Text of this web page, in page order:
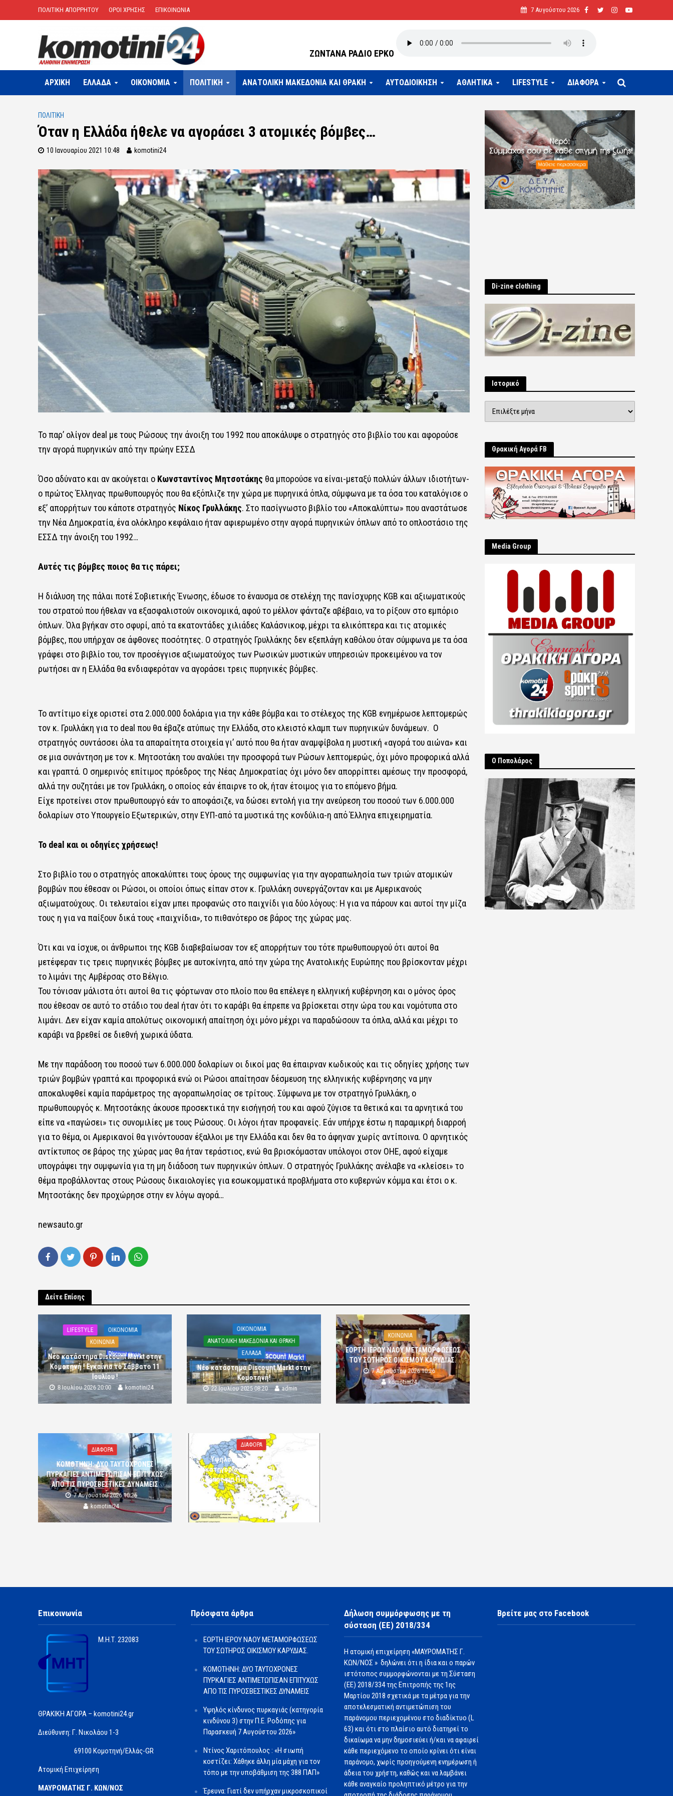
ΠΟΛΙΤΙΚΗ ΑΠΟΡΡΗΤΟΥ ΟΡΟΙ ΧΡΗΣΗΣ ΕΠΙΚΟΙΝΩΝΙΑ 7 Αυγούστου 2026
ΖΩΝΤΑΝΑ ΡΑΔΙΟ ΕΡΚΟ
ΑΡΧΙΚΗ ΕΛΛΑΔΑ OIKONOMIA ΠΟΛΙΤΙΚΗ ΑΝΑΤΟΛΙΚΗ ΜΑΚΕΔΟΝΙΑ ΚΑΙ ΘΡΑΚΗ ΑΥΤΟΔΙΟΙΚΗΣΗ ΑΘΛΗΤΙΚΑ LIFESTYLE ΔΙΑΦΟΡΑ
ΠΟΛΙΤΙΚΗ
Όταν η Ελλάδα ήθελε να αγοράσει 3 ατομικές βόμβες…
10 Ιανουαρίου 2021 10:48 komotini24
Το παρ’ ολίγον deal με τους Ρώσους την άνοιξη του 1992 που αποκάλυψε ο στρατηγός στο βιβλίο του και αφορούσε
την αγορά πυρηνικών από την πρώην ΕΣΣΔ
Όσο αδύνατο και αν ακούγεται ο Κωνσταντίνος Μητσοτάκης θα μπορούσε να είναι-μεταξύ πολλών άλλων ιδιοτήτων-
ο πρώτος Έλληνας πρωθυπουργός που θα εξόπλιζε την χώρα με πυρηνικά όπλα, σύμφωνα με τα όσα του καταλόγισε ο
εξ’ απορρήτων του κάποτε στρατηγός Νίκος Γρυλλάκης. Στο πασίγνωστο βιβλίο του «Αποκαλύπτω» που αναστάτωσε
την Νέα Δημοκρατία, ένα ολόκληρο κεφάλαιο ήταν αφιερωμένο στην αγορά πυρηνικών όπλων από το οπλοστάσιο της
ΕΣΣΔ την άνοιξη του 1992…
Αυτές τις βόμβες ποιος θα τις πάρει;
Η διάλυση της πάλαι ποτέ Σοβιετικής Ένωσης, έδωσε το έναυσμα σε στελέχη της πανίσχυρης KGB και αξιωματικούς
του στρατού που ήθελαν να εξασφαλιστούν οικονομικά, αφού το μέλλον φάνταζε αβέβαιο, να το ρίξουν στο εμπόριο
όπλων. Όλα βγήκαν στο σφυρί, από τα εκατοντάδες χιλιάδες Καλάσνικοφ, μέχρι τα ελικόπτερα και τις ατομικές
βόμβες, που υπήρχαν σε άφθονες ποσότητες. Ο στρατηγός Γρυλλάκης δεν εξεπλάγη καθόλου όταν σύμφωνα με τα όσα
γράφει στο βιβλίο του, τον προσέγγισε αξιωματούχος των Ρωσικών μυστικών υπηρεσιών προκειμένου να τον
ρωτήσει αν η Ελλάδα θα ενδιαφερόταν να αγοράσει τρεις πυρηνικές βόμβες.
Το αντίτιμο είχε οριστεί στα 2.000.000 δολάρια για την κάθε βόμβα και το στέλεχος της KGB ενημέρωσε λεπτομερώς
τον κ. Γρυλλάκη για το deal που θα έβαζε ατύπως την Ελλάδα, στο κλειστό κλαμπ των πυρηνικών δυνάμεων. Ο
στρατηγός συντάσσει όλα τα απαραίτητα στοιχεία γι’ αυτό που θα ήταν αναμφίβολα η μυστική «αγορά του αιώνα» και
σε μια συνάντηση με τον κ. Μητσοτάκη του αναλύει την προσφορά των Ρώσων λεπτομερώς, όχι μόνο προφορικά αλλά
και γραπτά. Ο σημερινός επίτιμος πρόεδρος της Νέας Δημοκρατίας όχι μόνο δεν απορρίπτει αμέσως την προσφορά,
αλλά την συζητάει με τον Γρυλλάκη, ο οποίος εάν έπαιρνε το ok, ήταν έτοιμος για το επόμενο βήμα.
Είχε προτείνει στον πρωθυπουργό εάν το αποφάσιζε, να δώσει εντολή για την ανεύρεση του ποσού των 6.000.000
δολαρίων στο Υπουργείο Εξωτερικών, στην ΕΥΠ-από τα μυστικά της κονδύλια-η από Έλληνα επιχειρηματία.
Το deal και οι οδηγίες χρήσεως!
Στο βιβλίο του ο στρατηγός αποκαλύπτει τους όρους της συμφωνίας για την αγοραπωλησία των τριών ατομικών
βομβών που έθεσαν οι Ρώσοι, οι οποίοι όπως είπαν στον κ. Γρυλλάκη συνεργάζονταν και με Αμερικανούς
αξιωματούχους. Οι τελευταίοι είχαν μπει προφανώς στο παιχνίδι για δύο λόγους: Η για να πάρουν και αυτοί την μίζα
τους η για να παίξουν δικά τους «παιχνίδια», το πιθανότερο σε βάρος της χώρας μας.
Ότι και να ίσχυε, οι άνθρωποι της KGB διαβεβαίωσαν τον εξ απορρήτων του τότε πρωθυπουργού ότι αυτοί θα
μετέφεραν τις τρεις πυρηνικές βόμβες με αυτοκίνητα, από την χώρα της Ανατολικής Ευρώπης που βρίσκονταν μέχρι
το λιμάνι της Αμβέρσας στο Βέλγιο.
Του τόνισαν μάλιστα ότι αυτοί θα τις φόρτωναν στο πλοίο που θα επέλεγε η ελληνική κυβέρνηση και ο μόνος όρος
που έθεσαν σε αυτό το στάδιο του deal ήταν ότι το καράβι θα έπρεπε να βρίσκεται στην ώρα του και νομότυπα στο
λιμάνι. Δεν είχαν καμία απολύτως οικονομική απαίτηση όχι μόνο μέχρι να παραδώσουν τα όπλα, αλλά και μέχρι το
καράβι να βρεθεί σε διεθνή χωρικά ύδατα.
Με την παράδοση του ποσού των 6.000.000 δολαρίων οι δικοί μας θα έπαιρναν κωδικούς και τις οδηγίες χρήσης των
τριών βομβών γραπτά και προφορικά ενώ οι Ρώσοι απαίτησαν δέσμευση της ελληνικής κυβέρνησης να μην
αποκαλυφθεί καμία παράμετρος της αγοραπωλησίας σε τρίτους. Σύμφωνα με τον στρατηγό Γρυλλάκη, ο
πρωθυπουργός κ. Μητσοτάκης άκουσε προσεκτικά την εισήγησή του και αφού ζύγισε τα θετικά και τα αρνητικά του
είπε να «παγώσει» τις συνομιλίες με τους Ρώσους. Οι λόγοι ήταν προφανείς. Εάν υπήρχε έστω η παραμικρή διαρροή
για το θέμα, οι Αμερικανοί θα γινόντουσαν έξαλλοι με την Ελλάδα και δεν θα το άφηναν χωρίς αντίποινα. Ο αρνητικός
αντίκτυπος σε βάρος της χώρας μας θα ήταν τεράστιος, ενώ θα βρισκόμασταν υπόλογοι στον ΟΗΕ, αφού είχαμε
υπογράψει την συμφωνία για τη μη διάδοση των πυρηνικών όπλων. Ο στρατηγός Γρυλλάκης ανέλαβε να «κλείσει» το
θέμα προβάλλοντας στους Ρώσους δικαιολογίες για εσωκομματικά προβλήματα στο κυβερνών κόμμα και έτσι ο κ.
Μητσοτάκης δεν προχώρησε στην εν λόγω αγορά…
newsauto.gr
Δείτε Επίσης
LIFESTYLE
OIKONOMIA
ΚΟΙΝΩΝΙΑ
Νέο κατάστημα Discount Markt στην
Κομοτηνή ! Εγκαίνια το Σάββατο 11
Ιουλίου !
8 Ιουλίου 2026 20:00 komotini24
OIKONOMIA
ΑΝΑΤΟΛΙΚΗ ΜΑΚΕΔΟΝΙΑ ΚΑΙ ΘΡΑΚΗ
ΕΛΛΑΔΑ
Νέο κατάστημα Discount Markt στην
Κομοτηνή!
22 Ιουλίου 2025 08:20 admin
ΚΟΙΝΩΝΙΑ
ΕΟΡΤΗ ΙΕΡΟΥ ΝΑΟΥ ΜΕΤΑΜΟΡΦΩΣΕΩΣ
ΤΟΥ ΣΩΤΗΡΟΣ ΟΙΚΙΣΜΟΥ ΚΑΡΥΔΙΑΣ.
7 Αυγούστου 2026 10:26
komotini24
ΔΙΑΦΟΡΑ
ΚΟΜΟΤΗΝΗ: ΔΥΟ ΤΑΥΤΟΧΡΟΝΕΣ
ΠΥΡΚΑΓΙΕΣ ΑΝΤΙΜΕΤΩΠΙΣΑΝ ΕΠΙΤΥΧΩΣ
ΑΠΟ ΤΙΣ ΠΥΡΟΣΒΕΣΤΙΚΕΣ ΔΥΝΑΜΕΙΣ
7 Αυγούστου 2026 10:25
komotini24
ΔΙΑΦΟΡΑ
Υψηλός κίνδυνος πυρκαγιάς
(κατηγορία κινδύνου 3) στην Π.Ε.
Ροδόπης για Παρασκευή 7 Αυγούστου
2026»
7 Αυγούστου 2026 10:24
Di-zine clothing
Ιστορικό
Θρακική Αγορά FB
Μedia Group
Ο Ποπολάρος
Επικοινωνία
Μ.Η.Τ. 232083
ΘΡΑΚΙΚΗ ΑΓΟΡΑ – komotini24.gr
Διεύθυνση: Γ. Νικολάου 1-3
69100 Κομοτηνή/Ελλάς-GR
Ατομική Επιχείρηση
ΜΑΥΡΟΜΑΤΗΣ Γ. ΚΩΝ/ΝΟΣ
Πρόσφατα άρθρα
ΕΟΡΤΗ ΙΕΡΟΥ ΝΑΟΥ ΜΕΤΑΜΟΡΦΩΣΕΩΣ
ΤΟΥ ΣΩΤΗΡΟΣ ΟΙΚΙΣΜΟΥ ΚΑΡΥΔΙΑΣ.
ΚΟΜΟΤΗΝΗ: ΔΥΟ ΤΑΥΤΟΧΡΟΝΕΣ
ΠΥΡΚΑΓΙΕΣ ΑΝΤΙΜΕΤΩΠΙΣΑΝ ΕΠΙΤΥΧΩΣ
ΑΠΟ ΤΙΣ ΠΥΡΟΣΒΕΣΤΙΚΕΣ ΔΥΝΑΜΕΙΣ
Υψηλός κίνδυνος πυρκαγιάς (κατηγορία
κινδύνου 3) στην Π.Ε. Ροδόπης για
Παρασκευή 7 Αυγούστου 2026»
Ντίνος Χαριτόπουλος : «Η σιωπή
κοστίζει: Χάθηκε άλλη μία μάχη για τον
τόπο με την υποβάθμιση της 388 ΠΑΠ»
Έρευνα: Γιατί δεν υπήρχαν μικροσκοπικοί
Δήλωση συμμόρφωσης με τη
σύσταση (ΕΕ) 2018/334
Η ατομική επιχείρηση «ΜΑΥΡΟΜΑΤΗΣ Γ.
ΚΩΝ/ΝΟΣ » δηλώνει ότι η ίδια και ο παρών
ιστότοπος συμμορφώνονται με τη Σύσταση
(ΕΕ) 2018/334 της Επιτροπής της 1ης
Μαρτίου 2018 σχετικά με τα μέτρα για την
αποτελεσματική αντιμετώπιση του
παράνομου περιεχομένου στο διαδίκτυο (L
63) και ότι στο πλαίσιο αυτό διατηρεί το
δικαίωμα να μην δημοσιεύει ή/και να αφαιρεί
κάθε περιεχόμενο το οποίο κρίνει ότι είναι
παράνομο, χωρίς προηγούμενη ενημέρωση ή
άδεια του χρήστη, καθώς και να λαμβάνει
κάθε αναγκαίο προληπτικό μέτρο για την
Βρείτε μας στο Facebook